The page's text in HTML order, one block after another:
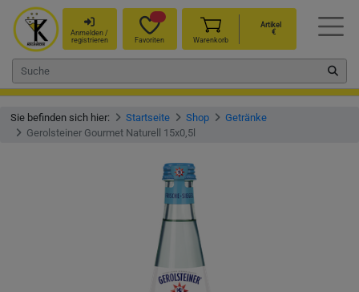
Anmelden /
registrieren
Favoriten Warenkorb
Artikel
€
Sie befinden sich hier: Startseite Shop
Getränke
Gerolsteiner Gourmet Naturell 15x0,5l